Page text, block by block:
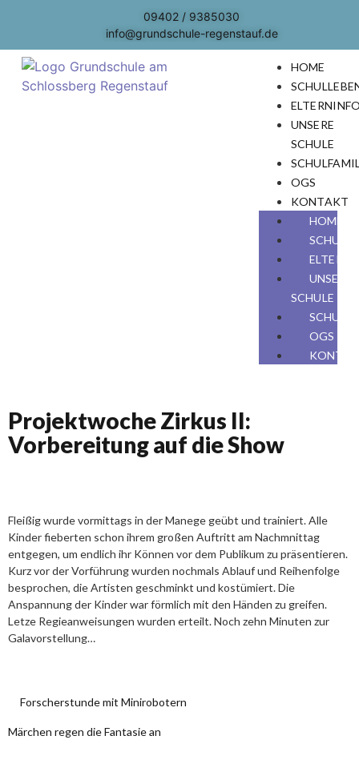
09402 / 9385030
info@grundschule-regenstauf.de
HOME
UNSERE
SCHULE
OGS
KONTAKT
HOME
UNSERE
SCHULE
OGS
Projektwoche Zirkus II:
Vorbereitung auf die Show
Fleißig wurde vormittags in der Manege geübt und trainiert. Alle
Kinder fieberten schon ihrem großen Auftritt am Nachmnittag
entgegen, um endlich ihr Können vor dem Publikum zu präsentieren.
Kurz vor der Vorführung wurden nochmals Ablauf und Reihenfolge
besprochen, die Artisten geschminkt und kostümiert. Die
Anspannung der Kinder war förmlich mit den Händen zu greifen.
Letze Regieanweisungen wurden erteilt. Noch zehn Minuten zur
Galavorstellung…
Forscherstunde mit Minirobotern
Märchen regen die Fantasie an